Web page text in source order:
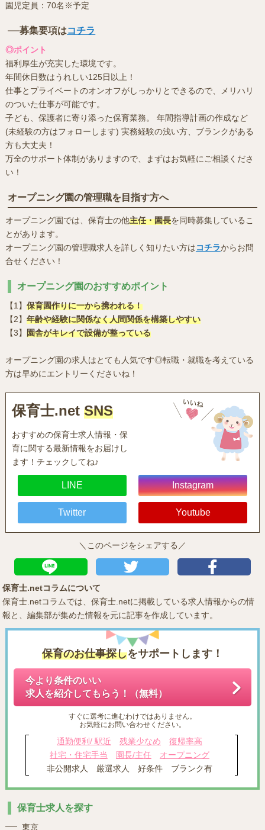
園児定員：70名※予定
募集要項はコチラ
◎ポイント
福利厚生が充実した環境です。
年間休日数はうれしい125日以上！
仕事とプライベートのオンオフがしっかりとできるので、メリハリ
のついた仕事が可能です。
子ども、保護者に寄り添った保育業務。 年間指導計画の作成など
(未経験の方はフォローします) 実務経験の浅い方、ブランクがある
方も大丈夫！
万全のサポート体制がありますので、まずはお気軽にご相談くださ
い！
オープニング園の管理職を目指す方へ
オープニング園では、保育士の他主任・園長を同時募集しているこ
とがあります。
オープニング園の管理職求人を詳しく知りたい方はコチラからお問
合せください！
オープニング園のおすすめポイント
【1】 保育園作りに一から携われる！
【2】 年齢や経験に関係なく人間関係を構築しやすい
【3】 園舎がキレイで設備が整っている
オープニング園の求人はとても人気です◎転職・就職を考えている
方は早めにエントリーくださいね！
保育士.net SNS
おすすめの保育士求人情報・保
育に関する最新情報をお届けし
ます！チェックしてね♪
LINE Instagram
Twitter Youtube
＼このページをシェアする／
保育士.netコラムについて
保育士.netコラムでは、保育士.netに掲載している求人情報からの情
報と、編集部が集めた情報を元に記事を作成しています。
保育のお仕事探しをサポートします！
今より条件のいい
求人を紹介してもらう！（無料）
すぐに選考に進むわけではありません。
お気軽にお問い合わせください。
通勤便利/ 駅近 残業少なめ
復帰率高
社宅・住宅手当
園長/主任
オープニング
非公開求人
厳選求人 好条件 ブランク有
保育士求人を探す
東京